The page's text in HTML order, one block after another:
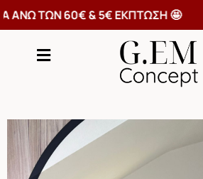
ΑΝΩ ΤΩΝ 60€ & 5€ ΕΚΠΤΩΣΗ 🤩